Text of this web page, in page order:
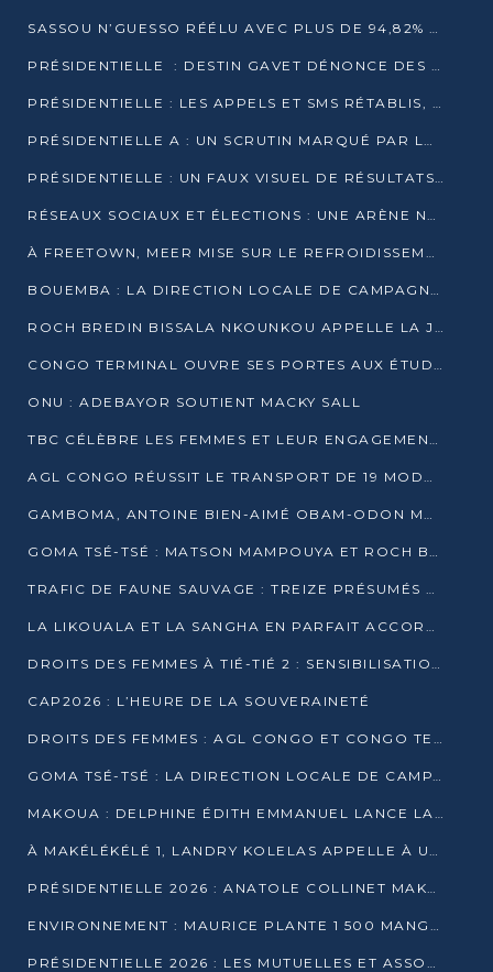
SASSOU N’GUESSO RÉÉLU AVEC PLUS DE 94,82% DES VOIX
PRÉSIDENTIELLE : DESTIN GAVET DÉNONCE DES IRRÉGULARITÉS ET REVENDIQUE LA VICTOIRE
PRÉSIDENTIELLE : LES APPELS ET SMS RÉTABLIS, INTERNET RESTE BLOQUÉ
PRÉSIDENTIELLE A : UN SCRUTIN MARQUÉ PAR LA COUPURE D’INTERNET ET UNE AFFLUENCE TIMIDE À BRAZZAVILLE
PRÉSIDENTIELLE : UN FAUX VISUEL DE RÉSULTATS CIRCULE
RÉSEAUX SOCIAUX ET ÉLECTIONS : UNE ARÈNE NUMÉRIQUE EN PLEINE MUTATION AU CONGO
À FREETOWN, MEER MISE SUR LE REFROIDISSEMENT PASSIF FACE À LA CHALEUR EXTRÊME
BOUEMBA : LA DIRECTION LOCALE DE CAMPAGNE DE DENIS SASSOU N’GUESSO MULTIPLIE LES ACTIVITÉS DE MOBILISATION
ROCH BREDIN BISSALA NKOUNKOU APPELLE LA JEUNESSE DE GOMA TSÉ-TSÉ À UN VOTE MASSIF POUR DENIS SASSOU NGUESSO
CONGO TERMINAL OUVRE SES PORTES AUX ÉTUDIANTS EN TRANSPORT ET LOGISTIQUE
ONU : ADEBAYOR SOUTIENT MACKY SALL
TBC CÉLÈBRE LES FEMMES ET LEUR ENGAGEMENT À L’OCCASION DU 8 MARS
AGL CONGO RÉUSSIT LE TRANSPORT DE 19 MODULES HORS GABARIT ENTRE POINTE-NOIRE ET BRAZZAVILLE
GAMBOMA, ANTOINE BIEN-AIMÉ OBAM-ODON MOBILISE LES 32 148 ÉLECTEURS EN FAVEUR DE DENIS SASSOU NGUESSO
GOMA TSÉ-TSÉ : MATSON MAMPOUYA ET ROCH BREDIN BISSALA NKOUNKOU EN CAMPAGNE DE PROXIMITÉ
TRAFIC DE FAUNE SAUVAGE : TREIZE PRÉSUMÉS TRAFIQUANTS INTERPELLÉS AU CONGO EN 2025
LA LIKOUALA ET LA SANGHA EN PARFAIT ACCORD AVEC LE PROJET DE SOCIÉTÉ DU CANDIDAT DENIS SASSOU-N’GUESSO
DROITS DES FEMMES À TIÉ-TIÉ 2 : SENSIBILISATION ET PÉDAGOGIE SUR LE DROIT DE VOTE
CAP2026 : L’HEURE DE LA SOUVERAINETÉ
DROITS DES FEMMES : AGL CONGO ET CONGO TERMINAL METTENT EN AVANT LE LEADERSHIP FÉMININ
GOMA TSÉ-TSÉ : LA DIRECTION LOCALE DE CAMPAGNE INTENSIFIE LA SENSIBILISATION DANS LES VILLAGES
MAKOUA : DELPHINE ÉDITH EMMANUEL LANCE LA CAMPAGNE POUR DENIS SASSOU-N’GUESSO
À MAKÉLÉKÉLÉ 1, LANDRY KOLELAS APPELLE À UNE MOBILISATION MASSIVE EN FAVEUR DE DENIS SASSOU-N’GUESSO
PRÉSIDENTIELLE 2026 : ANATOLE COLLINET MAKOSSO DÉFEND LE PROJET DE SOCIÉTÉ DE DENIS SASSOU NGUESSO
ENVIRONNEMENT : MAURICE PLANTE 1 500 MANGROVES POUR HONORER WANGARI MAATHAI
PRÉSIDENTIELLE 2026 : LES MUTUELLES ET ASSOCIATIONS S’IMPLIQUENT DANS LA CAMPAGNE ÉLECTORALE À TIÉ-TIÉ 2 (POINTE-NOIRE)